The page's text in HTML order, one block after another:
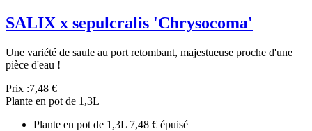
SALIX x sepulcralis 'Chrysocoma'
Une variété de saule au port retombant, majestueuse proche d'une
pièce d'eau !
Prix :7,48 €
Plante en pot de 1,3L
Plante en pot de 1,3L 7,48 € épuisé